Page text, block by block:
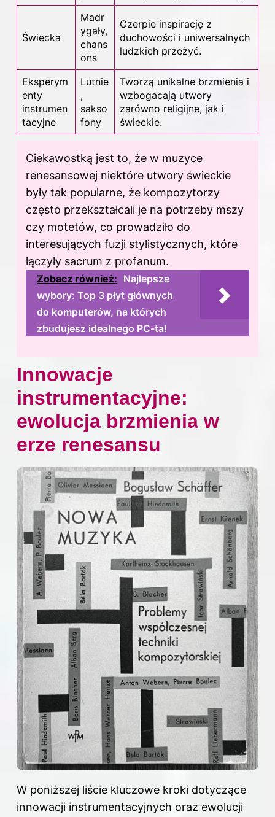
Świecka
Madr
ygały,
chans
ons
Czerpie inspirację z
duchowości i uniwersalnych
ludzkich przeżyć.
Eksperym
enty
instrumen
tacyjne
Lutnie
,
sakso
fony
Tworzą unikalne brzmienia i
wzbogacają utwory
zarówno religijne, jak i
świeckie.
Ciekawostką jest to, że w muzyce
renesansowej niektóre utwory świeckie
były tak popularne, że kompozytorzy
często przekształcali je na potrzeby mszy
czy motetów, co prowadziło do
interesujących fuzji stylistycznych, które
łączyły sacrum z profanum.
Zobacz również: Najlepsze
wybory: Top 3 płyt głównych
do komputerów, na których
zbudujesz idealnego PC-ta!
Innowacje
instrumentacyjne:
ewolucja brzmienia w
erze renesansu
W poniższej liście kluczowe kroki dotyczące
innowacji instrumentacyjnych oraz ewolucji